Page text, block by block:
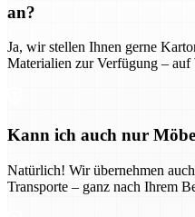
an?
Ja, wir stellen Ihnen gerne
Materialien zur Verfügung –
Kann ich auch nur
Natürlich! Wir übernehmen
Transporte – ganz nach Ihrem